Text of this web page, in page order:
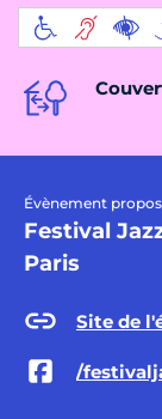
Évènement
Festival
Paris
Site de
/